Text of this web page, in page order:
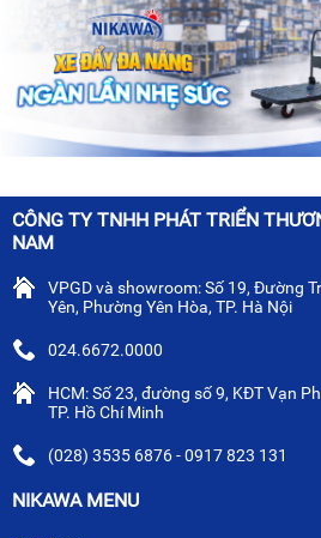
CÔNG TY TNHH PHÁT TRIỂN
NAM
VPGD và showroom: Số 19, Đường
Yên, Phường Yên Hòa, TP. Hà Nội
024.6672.0000
HCM: Số 23, đường số 9, KĐT Vạn
TP. Hồ Chí Minh
(028) 3535 6876 - 0917 823 131
NIKAWA MENU